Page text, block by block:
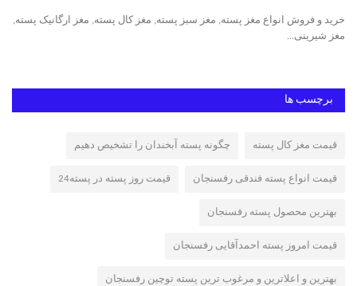
خرید و فروش انواع مغز پسته, مغز سبز پسته, مغز کال پسته, مغز ارگانیک پسته,
مغز شیرینی...
برچسب ها
قیمت مغز کال پسته چگونه پسته آبخندان را تشخیص دهیم
قیمت انواع پسته فندقی رفسنجان قیمت روز پسته در پسته24
بهترین محصول پسته رفسنجان
قیمت امروز پسته احمدآقایی رفسنجان
بهترین و اعلاترین و مرغوب ترین پسته توچین رفسنجان